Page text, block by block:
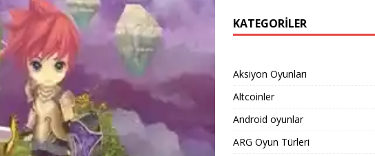
KATEGORILER
Aksiyon Oyunları
Altcoinler
Android oyunlar
ARG Oyun Türleri